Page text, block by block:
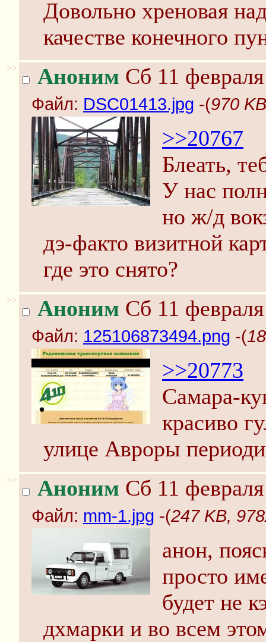
Довольно хреновая
качестве конечного
>> Аноним Сб 11
Файл: DSC01413.jpg -(970
>>20767
Блеать,
У нас
но ж/д
дэ-факто визитной
где это снято?
>> Аноним Сб 11
Файл: 125106873494.png -(
>>20773
Самара-
красиво
улице Авроры
>> Аноним Сб 11
Файл: mm-1.jpg -(247 KB,
анон,
просто
будет не
дхмарки и во всем